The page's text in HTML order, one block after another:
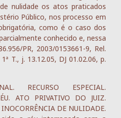
nulidade os atos praticados
Público, nos processo em
como é o caso dos
conhecido e, nessa
PR, 2003/0153661-9, Rel.
T., j. 13.12.05, DJ 01.02.06, p.
RECURSO ESPECIAL.
ATO PRIVATIVO DO JUIZ.
DE NULIDADE.